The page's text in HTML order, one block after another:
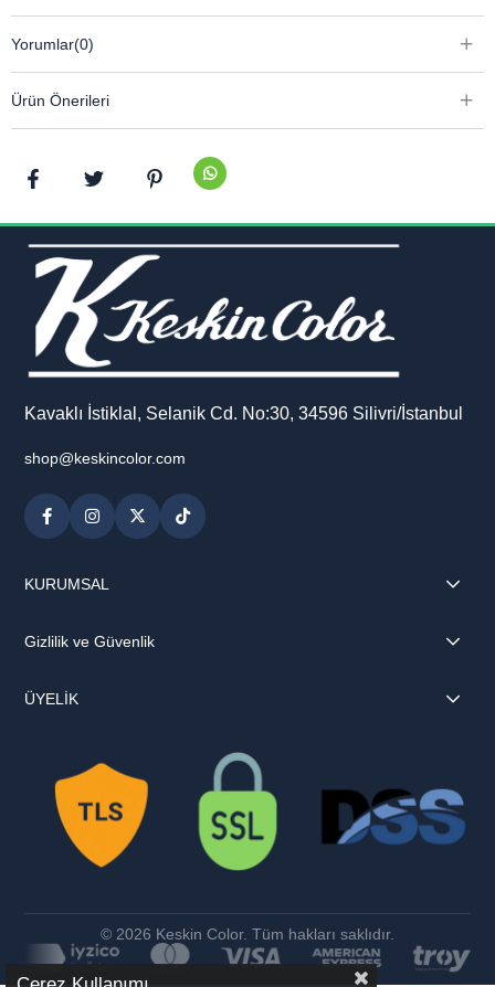
Yorumlar(0)
Ürün Önerileri
Kavaklı İstiklal, Selanik Cd. No:30, 34596 Silivri/İstanbul
shop@keskincolor.com
KURUMSAL
Gizlilik ve Güvenlik
ÜYELİK
© 2026 Keskin Color. Tüm hakları saklıdır.